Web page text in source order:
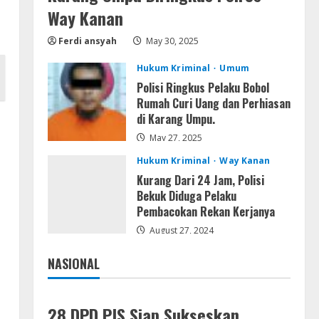
5
x64] Reddit
August 7, 2026
Way Kanan
Ferdi ansyah May 30, 2025
Hukum Kriminal Umum
Polisi Ringkus Pelaku Bobol
Rumah Curi Uang dan Perhiasan
di Karang Umpu.
May 27, 2025
Hukum Kriminal
Way Kanan
Kurang Dari 24 Jam, Polisi
Bekuk Diduga Pelaku
Pembacokan Rekan Kerjanya
August 27, 2024
NASIONAL
Jakarta